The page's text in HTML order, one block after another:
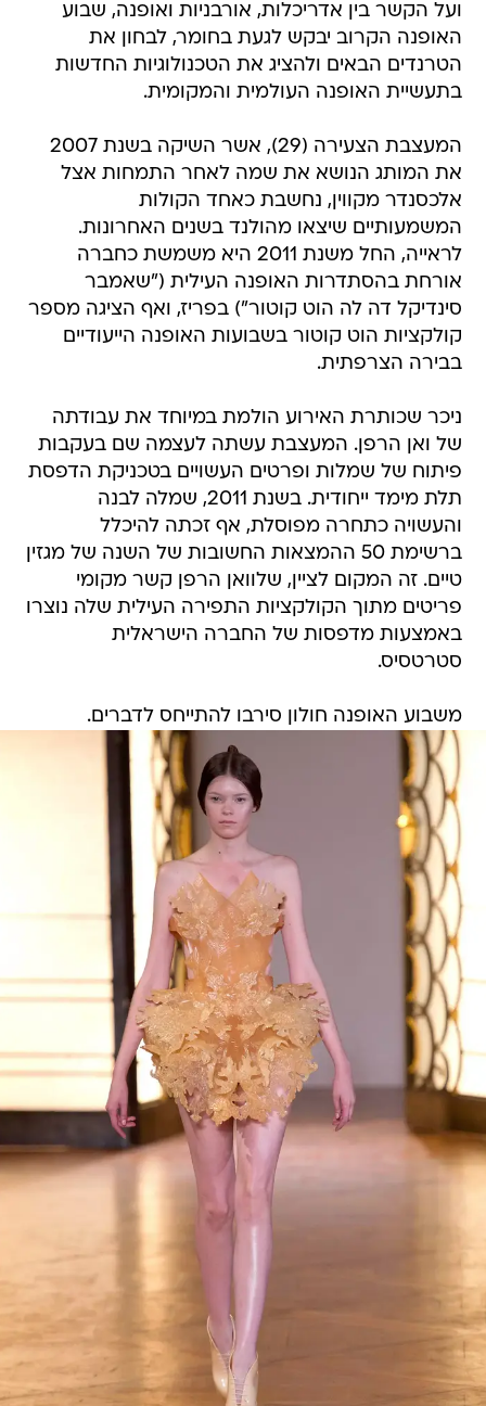
ועל הקשר בין אדריכלות, אורבניות ואופנה, שבוע
האופנה הקרוב יבקש לגעת בחומר, לבחון את
הטרנדים הבאים ולהציג את הטכנולוגיות החדשות
בתעשיית האופנה העולמית והמקומית.
המעצבת הצעירה (29), אשר השיקה בשנת 2007
את המותג הנושא את שמה לאחר התמחות אצל
אלכסנדר מקווין, נחשבת כאחד הקולות
המשמעותיים שיצאו מהולנד בשנים האחרונות.
לראייה, החל משנת 2011 היא משמשת כחברה
אורחת בהסתדרות האופנה העילית ("שאמבר
סינדיקל דה לה הוט קוטור") בפריז, ואף הציגה מספר
קולקציות הוט קוטור בשבועות האופנה הייעודיים
בבירה הצרפתית.
ניכר שכותרת האירוע הולמת במיוחד את עבודתה
של ואן הרפן. המעצבת עשתה לעצמה שם בעקבות
פיתוח של שמלות ופרטים העשויים בטכניקת הדפסת
תלת מימד ייחודית. בשנת 2011, שמלה לבנה
והעשויה כתחרה מפוסלת, אף זכתה להיכלל
ברשימת 50 ההמצאות החשובות של השנה של מגזין
טיים. זה המקום לציין, שלוואן הרפן קשר מקומי 
פריטים מתוך הקולקציות התפירה העילית שלה נוצרו
באמצעות מדפסות של החברה הישראלית
סטרטסיס.
משבוע האופנה חולון סירבו להתייחס לדברים.